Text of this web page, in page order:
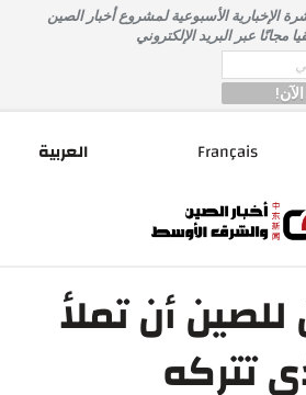
الإخبارية الأسبوعية لمشروع أخبار الصين
مجانًا عبر البريد الإلكتروني
Français العربية
أن تملأ
تتركه